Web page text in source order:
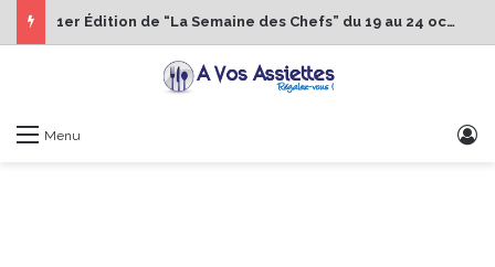
1er Édition de “La Semaine des Chefs” du 19 au 24 octobre 2026
Menu